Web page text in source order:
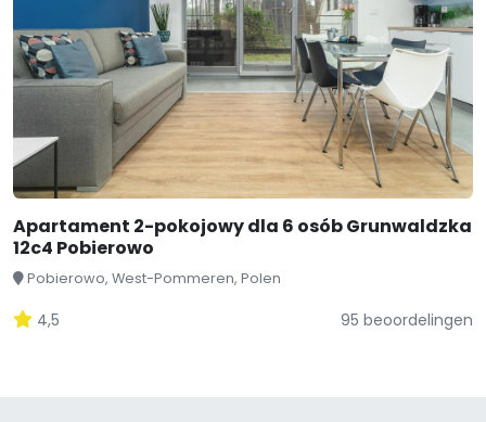
Apartament 2-pokojowy dla 6 osób Grunwaldzka
12c4 Pobierowo
Pobierowo, West-Pommeren, Polen
4,5 95 beoordelingen